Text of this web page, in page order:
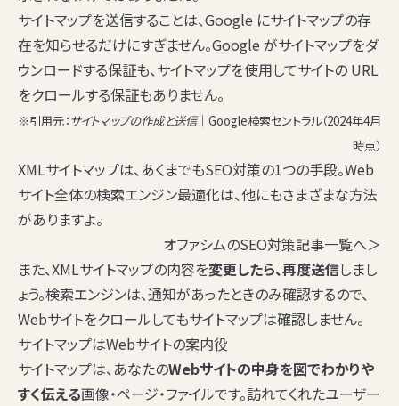
サイトマップを送信することは、Google にサイトマップの存
在を知らせるだけにすぎません。Google がサイトマップをダ
ウンロードする保証も、サイトマップを使用してサイトの URL
をクロールする保証もありません。
※引用元：サイトマップの作成と送信｜Google検索セントラル（2024年4月
時点）
XMLサイトマップは、あくまでもSEO対策の1つの手段。Web
サイト全体の検索エンジン最適化は、他にもさまざまな方法
がありますよ。
オファシムのSEO対策記事一覧へ＞
また、XMLサイトマップの内容を変更したら、再度送信しまし
ょう。検索エンジンは、通知があったときのみ確認するので、
Webサイトをクロールしてもサイトマップは確認しません。
サイトマップはWebサイトの案内役
サイトマップは、あなたのWebサイトの中身を図でわかりや
すく伝える画像・ページ・ファイルです。訪れてくれたユーザー